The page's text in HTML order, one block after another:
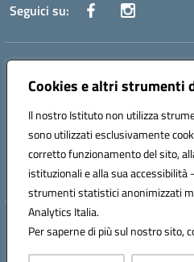
Cookies e altri strumenti
Il nostro Istituto non utilizza
sono utilizzati esclusivamente
corretto funzionamento del sito,
istituzionali e alla sua
strumenti statistici anonimizzati
Analytics Italia.
Per saperne di più sul nostro sito,
Seguici su:
Indirizzo:
Centralino:0823 742191 Email:
Codice fiscale: 93117040613
Codice meccanografico:
CEIC8BC00Q
Codice Indice delle Pubbliche
Hosting & Powered
Concept & Design